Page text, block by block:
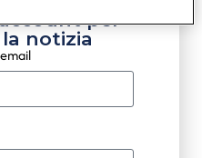
per
notizia